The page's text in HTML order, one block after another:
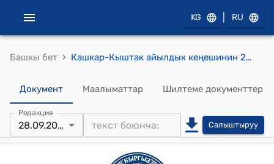
KG RU
Башкы бет › Кашкар-Кыштак айылдык кеңешинин 2013-жылдын 28-сентябрындагы № 6 "Айыл өкмөтүнүн аймагында питомник уюштуруу жөнүндө" токтому
Документ Маалыматтар Шилтеме документтер
Редакция
28.09.2013 Салыштыруу